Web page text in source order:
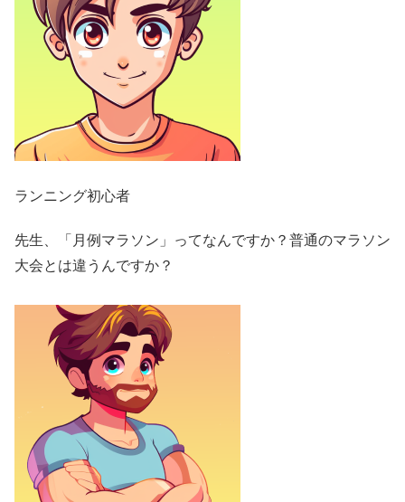
ランニング初心者
先生、「月例マラソン」ってなんですか？普通のマラソン
大会とは違うんですか？